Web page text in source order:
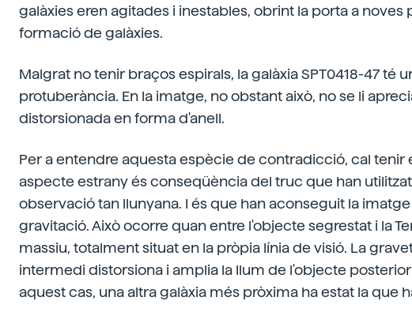
galàxies eren agitades i inestables, obrint la porta a noves
formació de galàxies.
Malgrat no tenir braços espirals, la galàxia SPT0418-47 té
protuberància. En la imatge, no obstant això, no se li
distorsionada en forma d'anell.
Per a entendre aquesta espècie de contradicció, cal
aspecte estrany és conseqüència del truc que han
observació tan llunyana. I és que han aconseguit la
gravitació. Això ocorre quan entre l'objecte segrestat i la
massiu, totalment situat en la pròpia línia de visió. La
intermedi distorsiona i amplia la llum de l'objecte
aquest cas, una altra galàxia més pròxima ha estat la que